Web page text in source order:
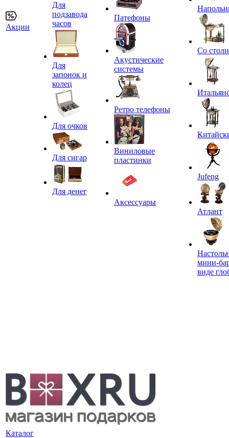
Акции
Для
подзавода
часов
Для
запонок и
колец
Для очков
Для сигар
Для денег
Патефоны
Акустические
системы
Ретро телефоны
Виниловые
пластинки
Аксессуары
Со
Jufeng
Атлант
мини-
виде
Каталог